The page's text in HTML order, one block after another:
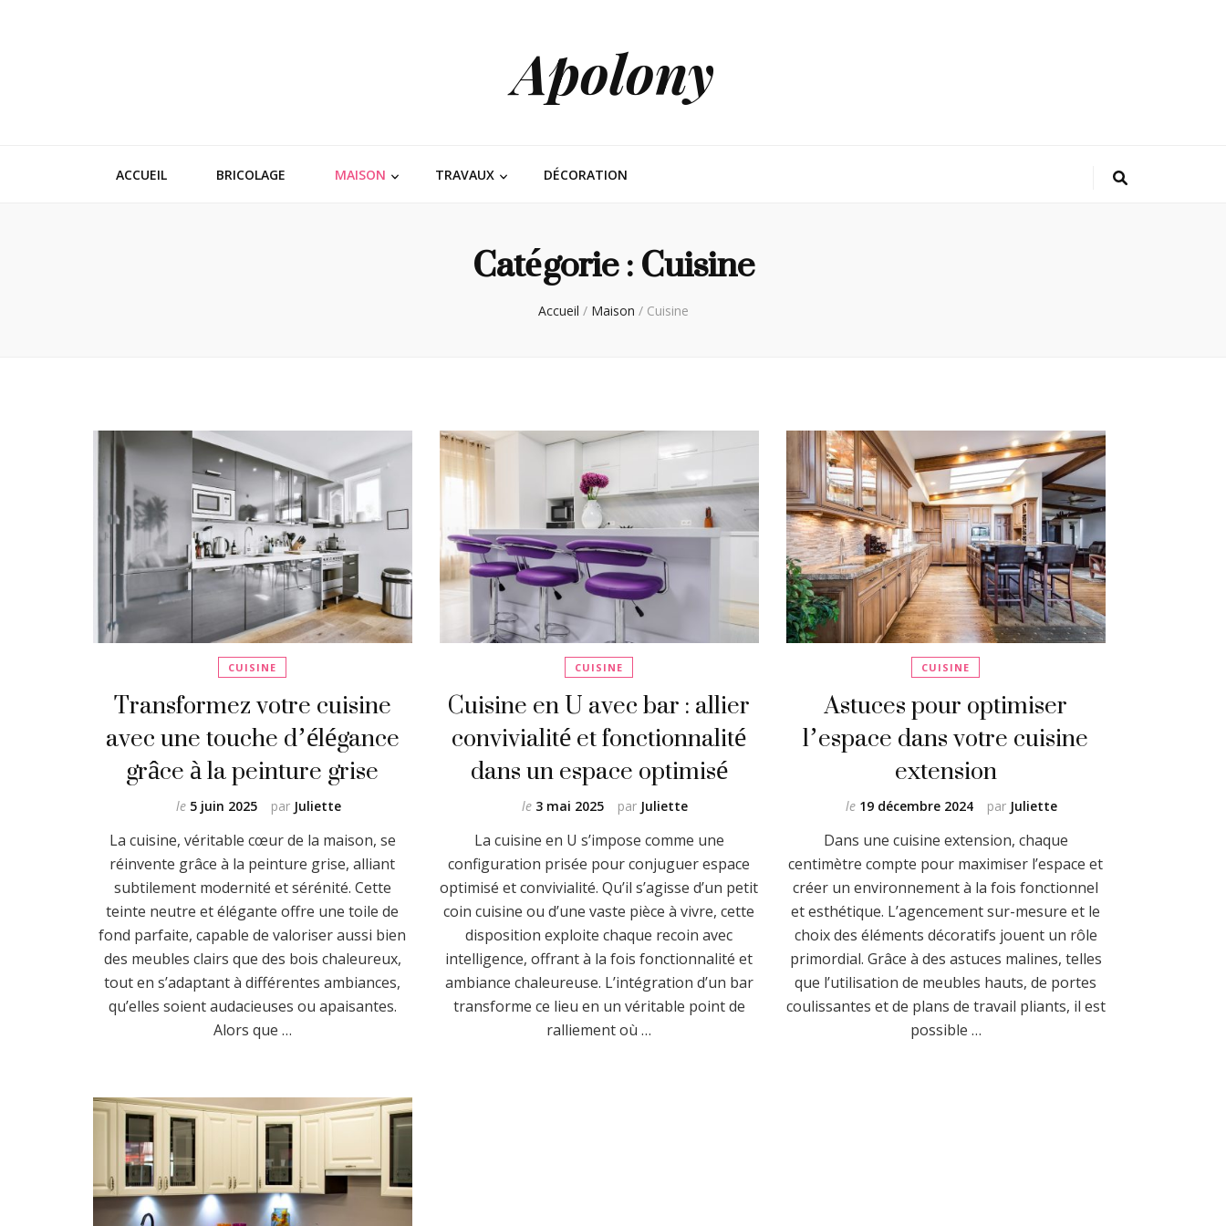
Apolony
ACCUEIL BRICOLAGE MAISON TRAVAUX DÉCORATION
Catégorie :Cuisine
Accueil / Maison / Cuisine
CUISINE
Transformez votre cuisine
avec une touche d’élégance
grâce à la peinture grise
par Juliette
le 5 juin 2025
La cuisine, véritable cœur de la maison, se
réinvente grâce à la peinture grise, alliant
subtilement modernité et sérénité. Cette
teinte neutre et élégante offre une toile de
fond parfaite, capable de valoriser aussi bien
des meubles clairs que des bois chaleureux,
tout en s’adaptant à différentes ambiances,
qu’elles soient audacieuses ou apaisantes.
Alors que …
CUISINE
Cuisine en U avec bar : allier
convivialité et fonctionnalité
dans un espace optimisé
par Juliette
le 3 mai 2025
La cuisine en U s’impose comme une
configuration prisée pour conjuguer espace
optimisé et convivialité. Qu’il s’agisse d’un petit
coin cuisine ou d’une vaste pièce à vivre, cette
disposition exploite chaque recoin avec
intelligence, offrant à la fois fonctionnalité et
ambiance chaleureuse. L’intégration d’un bar
transforme ce lieu en un véritable point de
ralliement où …
CUISINE
Astuces pour optimiser
l’espace dans votre cuisine
extension
par Juliette
le 19 décembre 2024
Dans une cuisine extension, chaque
centimètre compte pour maximiser l’espace et
créer un environnement à la fois fonctionnel
et esthétique. L’agencement sur-mesure et le
choix des éléments décoratifs jouent un rôle
primordial. Grâce à des astuces malines, telles
que l’utilisation de meubles hauts, de portes
coulissantes et de plans de travail pliants, il est
possible …